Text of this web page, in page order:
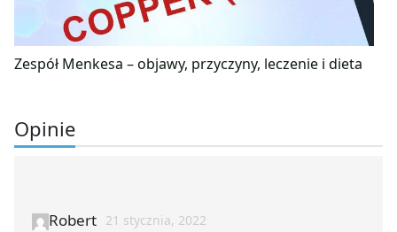
Zespół Menkesa – objawy, przyczyny, leczenie i dieta
Opinie
Robert 21 stycznia, 2022